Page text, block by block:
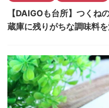
【DAIGOも台所】つくね
蔵庫に残りがちな調味料を